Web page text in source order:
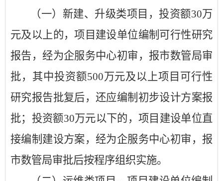
（一）新建、升级类项目，投资额30万
元及以上的，项目建设单位编制可行性研究
报告，经为企服务中心初审，报市数管局审
批，其中投资额500万元及以上项目可行性
研究报告批复后，还应编制初步设计方案报
批；投资额30万元以下的，项目建设单位直
接编制建设方案，经为企服务中心初审，报
市数管局审批后按程序组织实施。